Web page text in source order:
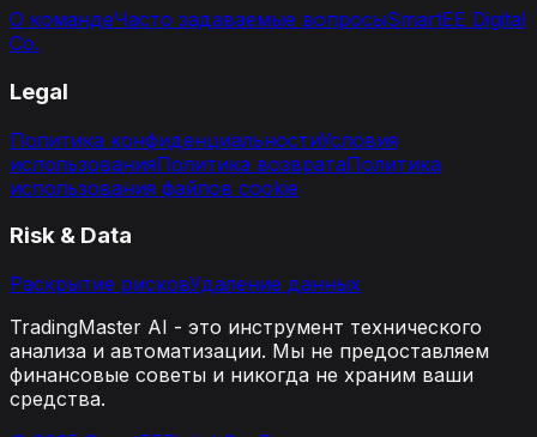
О командеЧасто задаваемые вопросыSmartEE Digital
Co.
Legal
Политика конфиденциальностиУсловия
использованияПолитика возвратаПолитика
использования файлов cookie
Risk & Data
Раскрытие рисковУдаление данных
TradingMaster AI - это инструмент технического
анализа и автоматизации. Мы не предоставляем
финансовые советы и никогда не храним ваши
средства.